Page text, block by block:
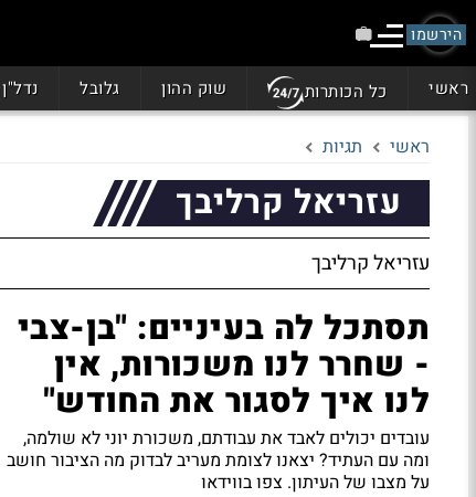
הירשמו
ראשי כל הכותרות שוק ההון גלובל נדל"ן
ראשי תגיות
עזריאל קרליבך
עזריאל קרליבך
תסתכל לה בעיניים: "בן-צבי
- שחרר לנו משכורות, אין
לנו איך לסגור את החודש"
עובדים יכולים לאבד את עבודתם, משכורת יוני לא שולמה,
ומה עם העתיד? יצאנו לצומת מעריב לבדוק מה הציבור חושב
על מצבו של העיתון. צפו בווידאו